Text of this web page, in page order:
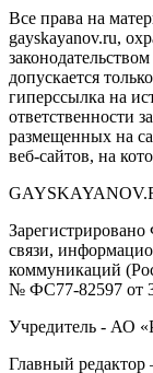
Все права на
gayskayanov.ru,
допускается
гиперссылка на
ответственности
размещенных на
веб-сайтов, на
связи,
коммуникаций
№ ФС77-82597 от
Учредитель - АО
Главный